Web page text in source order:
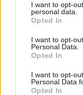
I want to opt-
personal data.
Opted In
I want to opt-
Personal Data.
Opted In
I want to opt-
Personal Data
Opted In